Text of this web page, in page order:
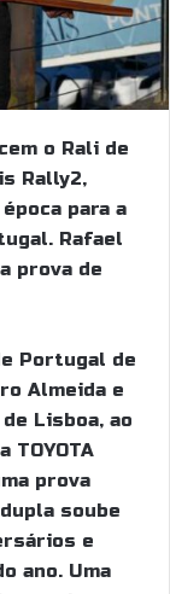
o Rali de
Rally2,
para a
Rafael
prova de
Portugal de
Almeida e
Lisboa, ao
TOYOTA
prova
soube
e
ano. Uma